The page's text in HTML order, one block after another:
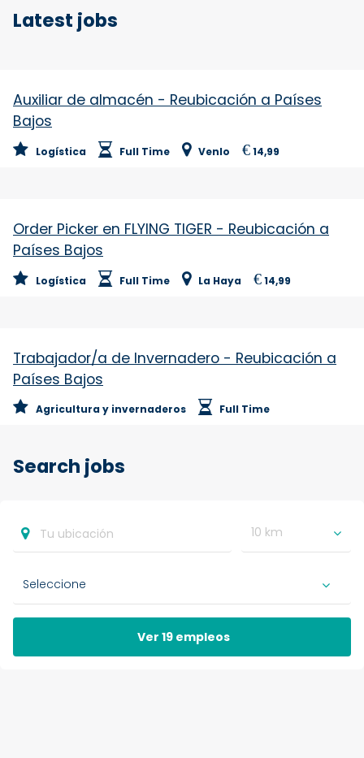
Latest jobs
Auxiliar de almacén - Reubicación a Países
Bajos
Logística Full Time Venlo €14,99
Order Picker en FLYING TIGER - Reubicación a
Países Bajos
Logística Full Time La Haya €14,99
Trabajador/a de Invernadero - Reubicación a
Países Bajos
Agricultura y invernaderos Full Time
Search jobs
10 km
Ver 19 empleos